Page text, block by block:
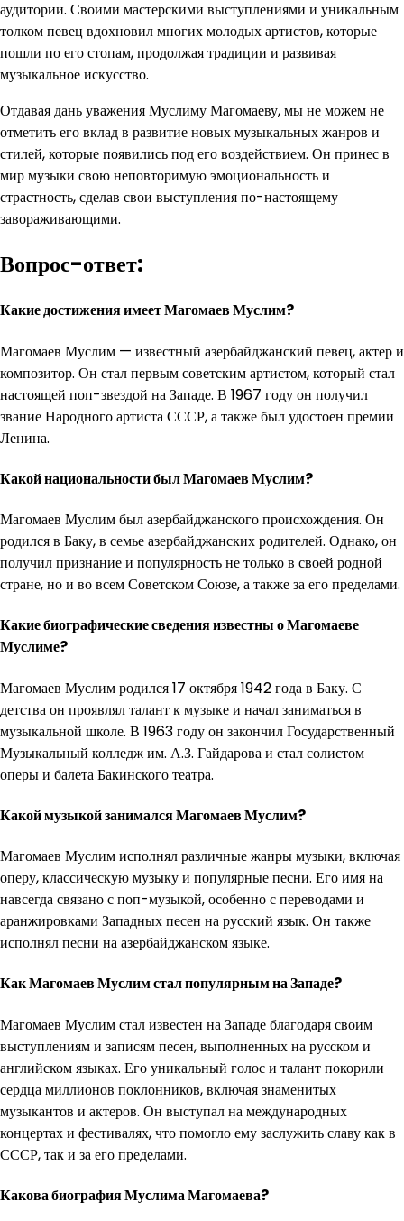
аудитории. Своими мастерскими выступлениями и уникальным
толком певец вдохновил многих молодых артистов, которые
пошли по его стопам, продолжая традиции и развивая
музыкальное искусство.
Отдавая дань уважения Муслиму Магомаеву, мы не можем не
отметить его вклад в развитие новых музыкальных жанров и
стилей, которые появились под его воздействием. Он принес в
мир музыки свою неповторимую эмоциональность и
страстность, сделав свои выступления по-настоящему
завораживающими.
Вопрос-ответ:
Какие достижения имеет Магомаев Муслим?
Магомаев Муслим — известный азербайджанский певец, актер и
композитор. Он стал первым советским артистом, который стал
настоящей поп-звездой на Западе. В 1967 году он получил
звание Народного артиста СССР, а также был удостоен премии
Ленина.
Какой национальности был Магомаев Муслим?
Магомаев Муслим был азербайджанского происхождения. Он
родился в Баку, в семье азербайджанских родителей. Однако, он
получил признание и популярность не только в своей родной
стране, но и во всем Советском Союзе, а также за его пределами.
Какие биографические сведения известны о Магомаеве
Муслиме?
Магомаев Муслим родился 17 октября 1942 года в Баку. С
детства он проявлял талант к музыке и начал заниматься в
музыкальной школе. В 1963 году он закончил Государственный
Музыкальный колледж им. А.З. Гайдарова и стал солистом
оперы и балета Бакинского театра.
Какой музыкой занимался Магомаев Муслим?
Магомаев Муслим исполнял различные жанры музыки, включая
оперу, классическую музыку и популярные песни. Его имя на
навсегда связано с поп-музыкой, особенно с переводами и
аранжировками Западных песен на русский язык. Он также
исполнял песни на азербайджанском языке.
Как Магомаев Муслим стал популярным на Западе?
Магомаев Муслим стал известен на Западе благодаря своим
выступлениям и записям песен, выполненных на русском и
английском языках. Его уникальный голос и талант покорили
сердца миллионов поклонников, включая знаменитых
музыкантов и актеров. Он выступал на международных
концертах и фестивалях, что помогло ему заслужить славу как в
СССР, так и за его пределами.
Какова биография Муслима Магомаева?